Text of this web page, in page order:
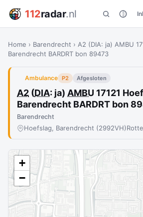
112radar.nl
Home › Barendrecht › A2 (DIA: ja) AMBU
Barendrecht BARDRT bon 89473
Ambulance P2 Afgesloten
A2 (DIA: ja) AMBU 17121
Barendrecht BARDRT bon
Barendrecht
Hoefslag, Barendrecht (2992VH)
+
−